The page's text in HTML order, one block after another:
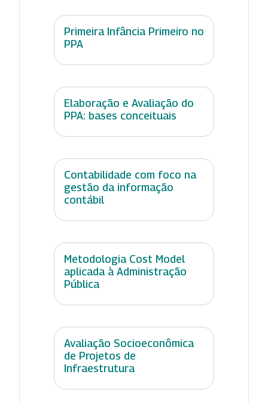
Primeira Infância Primeiro no
PPA
Elaboração e Avaliação do
PPA: bases conceituais
Contabilidade com foco na
gestão da informação
contábil
Metodologia Cost Model
aplicada à Administração
Pública
Avaliação Socioeconômica
de Projetos de
Infraestrutura